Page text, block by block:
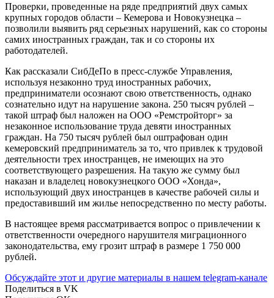
Проверки, проведенные на ряде предприятий двух самых
крупных городов области – Кемерова и Новокузнецка –
позволили выявить ряд серьезных нарушений, как со стороны
самих иностранных граждан, так и со стороны их
работодателей.
Как рассказали СибДеПо в пресс-службе Управления,
используя незаконно труд иностранных рабочих,
предприниматели осознают свою ответственность, однако
сознательно идут на нарушение закона. 250 тысяч рублей –
такой штраф был наложен на ООО «Ремстройторг» за
незаконное использование труда девяти иностранных
граждан. На 750 тысяч рублей был оштрафован один
кемеровский предприниматель за то, что привлек к трудовой
деятельности трех иностранцев, не имеющих на это
соответствующего разрешения. На такую же сумму был
наказан и владелец новокузнецкого ООО «Хонда»,
использующий двух иностранцев в качестве рабочей силы и
предоставивший им жилье непосредственно по месту работы.
В настоящее время рассматривается вопрос о привлечении к
ответственности очередного нарушителя миграционного
законодательства, ему грозит штраф в размере 1 750 000
рублей.
Обсуждайте этот и другие материалы в нашем telegram-канале
Поделиться в VK